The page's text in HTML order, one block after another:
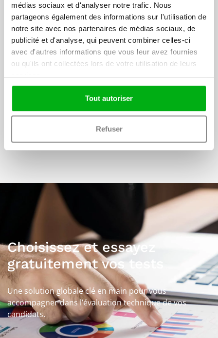
médias sociaux et d'analyser notre trafic. Nous
partageons également des informations sur l'utilisation de
notre site avec nos partenaires de médias sociaux, de
publicité et d'analyse, qui peuvent combiner celles-ci
avec d'autres informations que vous leur avez fournies
ou qu'ils ont collectées lors de votre utilisation de leurs
Tout autoriser
Refuser
Nos autres tests de
prévention
Tests de compétences
Serious Games
Choisissez et essayez
gratuitement vos tests
Une solution globale clé en main pour vous
accompagner dans l’évaluation technique de vos
candidats.